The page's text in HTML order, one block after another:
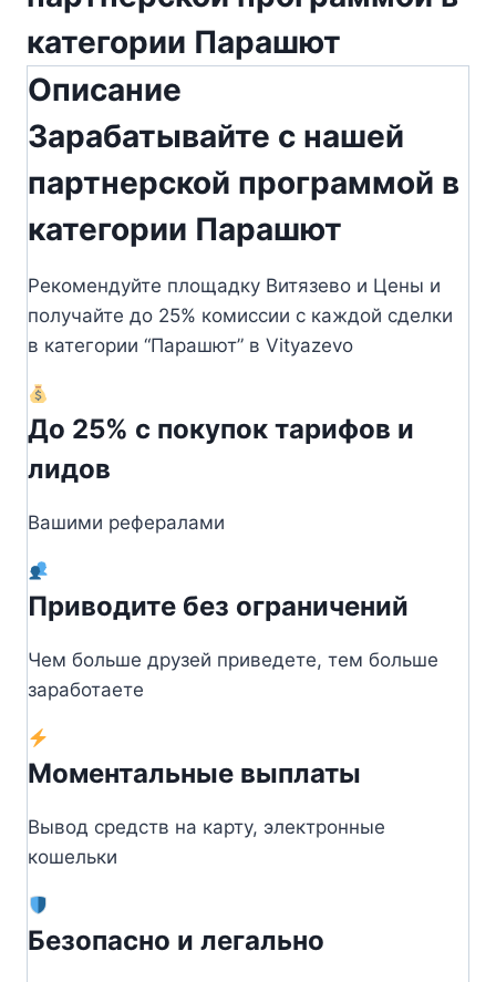
категории Парашют
Описание
Зарабатывайте с нашей
партнерской программой в
категории Парашют
Рекомендуйте площадку Витязево и Цены и
получайте до 25% комиссии с каждой сделки
в категории “Парашют” в Vityazevo
До 25% с покупок тарифов и
лидов
Вашими рефералами
Приводите без ограничений
Чем больше друзей приведете, тем больше
заработаете
Моментальные выплаты
Вывод средств на карту, электронные
кошельки
Безопасно и легально